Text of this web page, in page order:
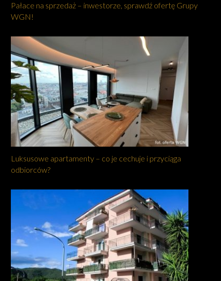
Pałace na sprzedaż – inwestorze, sprawdź ofertę Grupy
WGN!
Luksusowe apartamenty – co je cechuje i przyciąga
odbiorców?